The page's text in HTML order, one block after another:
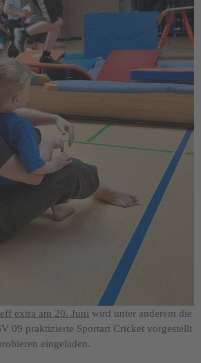
extra am 20. Juni wird unter anderem die
09 praktizierte Sportart Cricket vorgestellt
eingeladen.